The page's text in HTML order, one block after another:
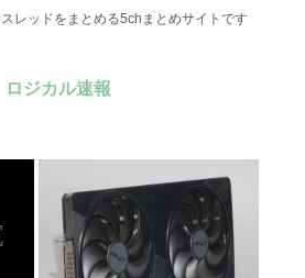
レッドをまとめる5chまとめサイトです
ロジカル速報